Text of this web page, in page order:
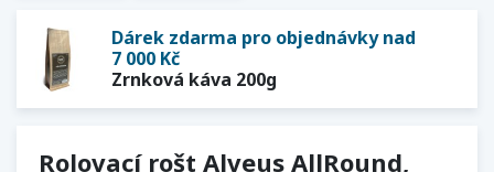
Dárek zdarma pro objednávky nad
7 000 Kč
Zrnková káva 200g
Rolovací rošt Alveus AllRound,